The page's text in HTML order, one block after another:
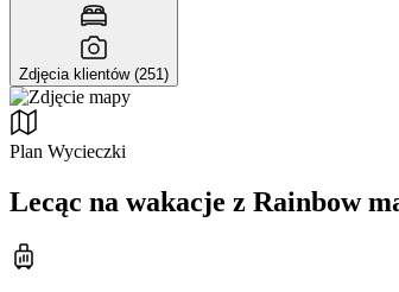
Zdjęcia klientów (251)
Plan Wycieczki
Lecąc na wakacje z Rainbow